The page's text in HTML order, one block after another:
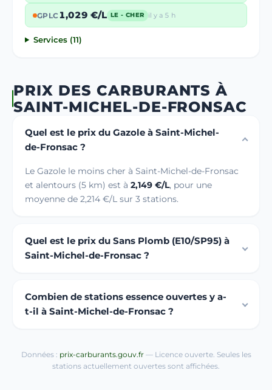
GPLC1,029 €/L LE - CHER il y a 5 h
Services (11)
PRIX DES CARBURANTS À
SAINT-MICHEL-DE-FRONSAC
Quel est le prix du Gazole à Saint-Michel-
de-Fronsac ?
Le Gazole le moins cher à Saint-Michel-de-Fronsac
et alentours (5 km) est à 2,149 €/L, pour une
moyenne de 2,214 €/L sur 3 stations.
Quel est le prix du Sans Plomb (E10/SP95) à
Saint-Michel-de-Fronsac ?
Combien de stations essence ouvertes y a-
t-il à Saint-Michel-de-Fronsac ?
Données : prix-carburants.gouv.fr— Licence ouverte. Seules les
stations actuellement ouvertes sont affichées.